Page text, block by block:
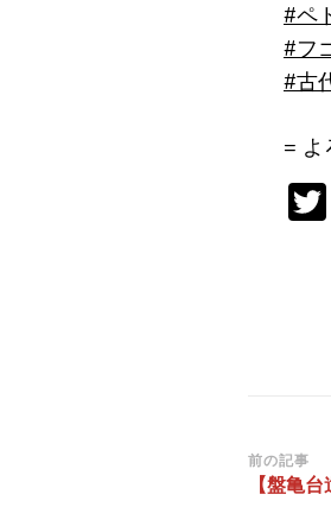
#ペ
#フ
#古
= よ
投
稿
前の記事
【盤亀台